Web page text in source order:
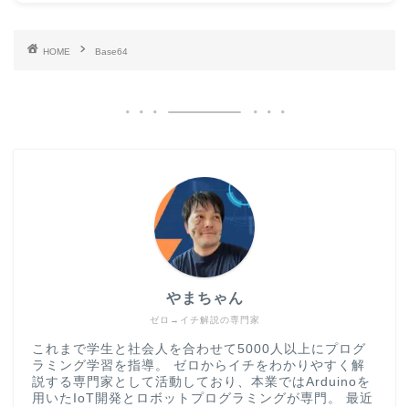
HOME Base64
ゼロ→イチ解説の専門家
やまちゃん
これまで学生と社会人を合わせて5000人以上にプログ
ラミング学習を指導。 ゼロからイチをわかりやすく解
説する専門家として活動しており、本業ではArduinoを
用いたIoT開発とロボットプログラミングが専門。 最近